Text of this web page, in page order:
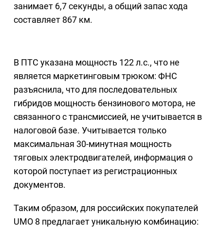
занимает 6,7 секунды, а общий запас хода
составляет 867 км.
В ПТС указана мощность 122 л.с., что не
является маркетинговым трюком: ФНС
разъяснила, что для последовательных
гибридов мощность бензинового мотора, не
связанного с трансмиссией, не учитывается в
налоговой базе. Учитывается только
максимальная 30-минутная мощность
тяговых электродвигателей, информация о
которой поступает из регистрационных
документов.
Таким образом, для российских покупателей
UMO 8 предлагает уникальную комбинацию: